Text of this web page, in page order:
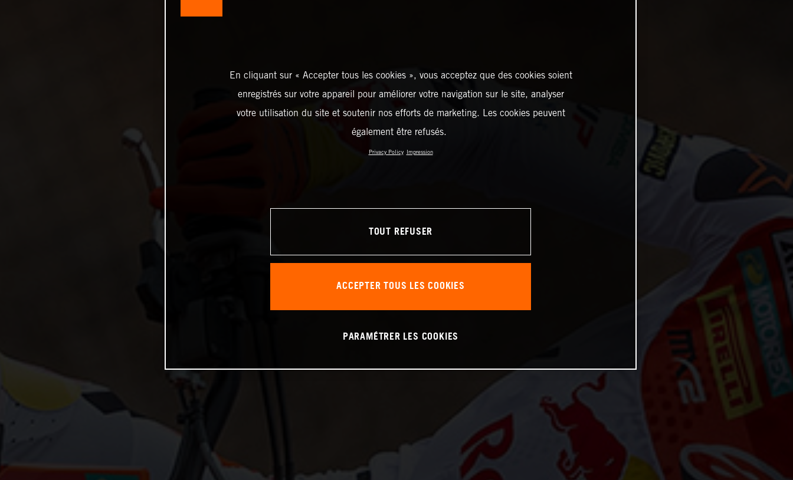
En cliquant sur « Accepter tous les cookies », vous acceptez que des cookies soient
enregistrés sur votre appareil pour améliorer votre navigation sur le site, analyser
votre utilisation du site et soutenir nos efforts de marketing. Les cookies peuvent
également être refusés.
Privacy Policy Impression
TOUT REFUSER
ACCEPTER TOUS LES COOKIES
PARAMÉTRER LES COOKIES